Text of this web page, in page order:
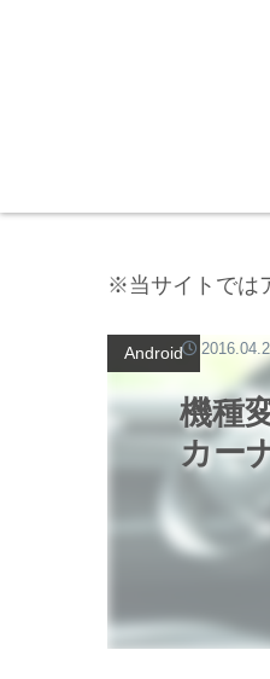
機種
カー
※当サイトでは
Android